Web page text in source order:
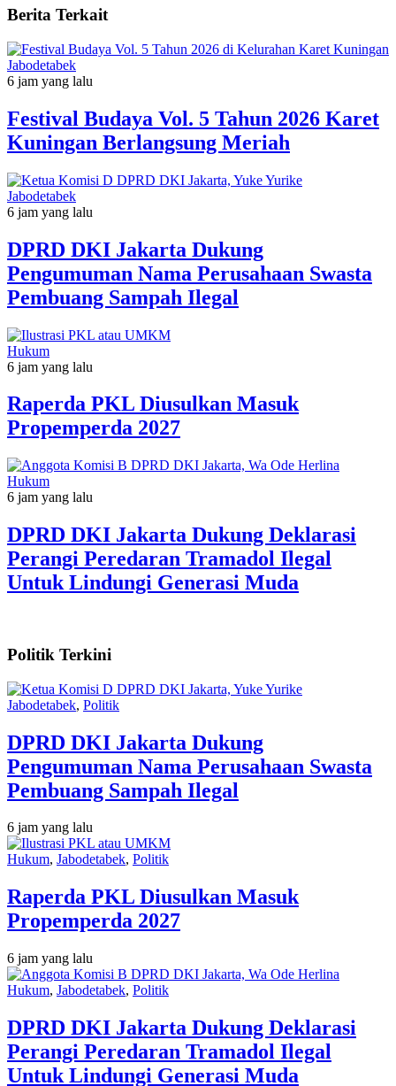
Berita Terkait
Jabodetabek
6 jam yang lalu
Festival Budaya Vol. 5 Tahun 2026 Karet
Kuningan Berlangsung Meriah
Jabodetabek
6 jam yang lalu
DPRD DKI Jakarta Dukung
Pengumuman Nama Perusahaan Swasta
Pembuang Sampah Ilegal
Hukum
6 jam yang lalu
Raperda PKL Diusulkan Masuk
Propemperda 2027
Hukum
6 jam yang lalu
DPRD DKI Jakarta Dukung Deklarasi
Perangi Peredaran Tramadol Ilegal
Untuk Lindungi Generasi Muda
Politik Terkini
Jabodetabek, Politik
DPRD DKI Jakarta Dukung
Pengumuman Nama Perusahaan Swasta
Pembuang Sampah Ilegal
6 jam yang lalu
Hukum, Jabodetabek, Politik
Raperda PKL Diusulkan Masuk
Propemperda 2027
6 jam yang lalu
Hukum, Jabodetabek, Politik
DPRD DKI Jakarta Dukung Deklarasi
Perangi Peredaran Tramadol Ilegal
Untuk Lindungi Generasi Muda